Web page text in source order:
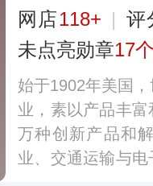
网店118+ | 评
未点亮勋章17
始于1902年美国
业，素以产品丰
万种创新产品和
业、交通运输与